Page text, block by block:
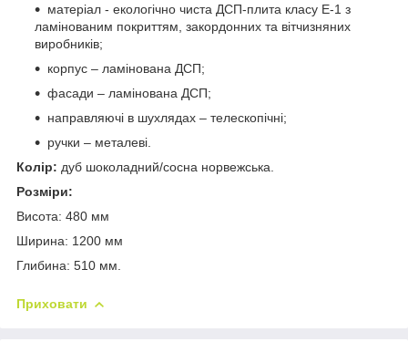
матеріал - екологічно чиста ДСП-плита класу Е-1 з
ламінованим покриттям, закордонних та вітчизняних
виробників;
корпус – ламінована ДСП;
фасади – ламінована ДСП;
направляючі в шухлядах – телескопічні;
ручки – металеві.
Колір: дуб шоколадний/сосна норвежська.
Розміри:
Висота: 480 мм
Ширина: 1200 мм
Глибина: 510 мм.
Приховати